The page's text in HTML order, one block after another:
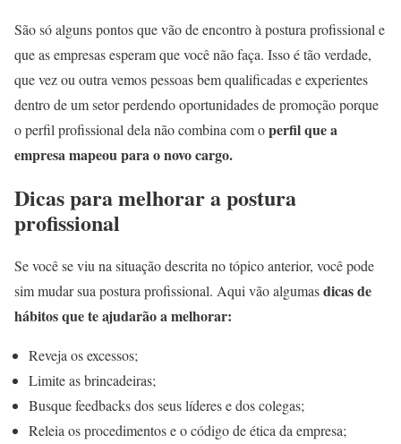
São só alguns pontos que vão de encontro à postura profissional e
que as empresas esperam que você não faça. Isso é tão verdade,
que vez ou outra vemos pessoas bem qualificadas e experientes
dentro de um setor perdendo oportunidades de promoção porque
o perfil profissional dela não combina com operfil que a
empresa mapeou para o novo cargo.
Dicas para melhorar a postura
profissional
Se você se viu na situação descrita no tópico anterior, você pode
sim mudar sua postura profissional. Aqui vão algumasdicas de
hábitos que te ajudarão a melhorar:
Reveja os excessos;
Limite as brincadeiras;
Busque feedbacks dos seus líderes e dos colegas;
Releia os procedimentos e o código de ética da empresa;